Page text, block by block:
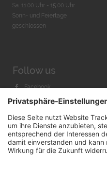
Sa. 11:00 Uhr - 15.00 Uhr
Sonn- und Feiertage
geschlossen
Follow us
Facebook
Instagram
Youtube